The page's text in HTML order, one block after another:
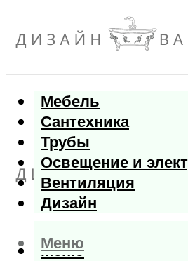
Мебель
Сантехника
Трубы
Освещение и
Вентиляция
Дизайн
Меню
Меню